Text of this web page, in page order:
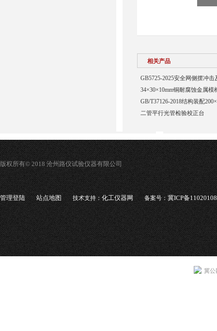
相关产品
GB5725-2025安全网侧摆冲
34×30×10mm铜耐腐蚀金属模
GB/T37126-2018结构装配
二管平行光管检验校正台
版权所有© 2018 沧州路仪试验仪器有限公司
管理登陆 站点地图 技术支持：化工仪器网 备案号：冀ICP备
冀公